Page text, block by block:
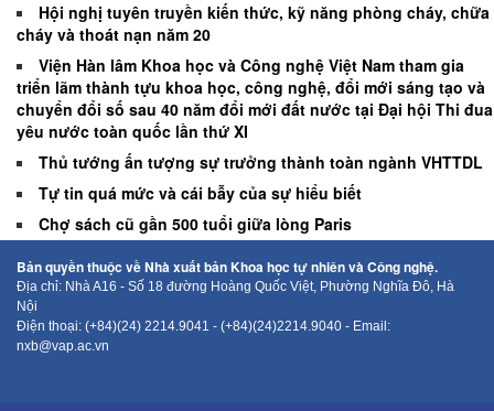
Hội nghị tuyên truyền kiến thức, kỹ năng phòng cháy, chữa
cháy và thoát nạn năm 20
Viện Hàn lâm Khoa học và Công nghệ Việt Nam tham gia
triển lãm thành tựu khoa học, công nghệ, đổi mới sáng tạo và
chuyển đổi số sau 40 năm đổi mới đất nước tại Đại hội Thi đua
yêu nước toàn quốc lần thứ XI
Thủ tướng ấn tượng sự trưởng thành toàn ngành VHTTDL
Tự tin quá mức và cái bẫy của sự hiểu biết
Chợ sách cũ gần 500 tuổi giữa lòng Paris
Bản quyền thuộc về Nhà xuất bản Khoa học tự nhiên và Công nghệ.
Địa chỉ: Nhà A16 - Số 18 đường Hoàng Quốc Việt, Phường Nghĩa Đô, Hà
Nội
Điện thoại: (+84)(24) 2214.9041 - (+84)(24)2214.9040 - Email:
nxb@vap.ac.vn